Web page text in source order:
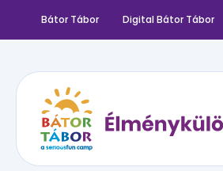
Bátor Tábor Digital Bátor Tábor